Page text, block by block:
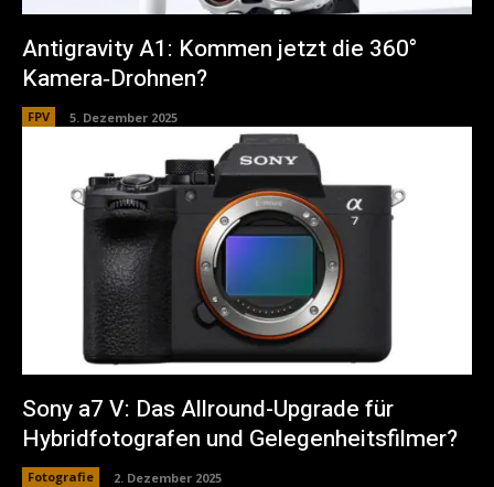
Antigravity A1: Kommen jetzt die 360°
Kamera‑Drohnen?
FPV 5. Dezember 2025
Sony a7 V: Das Allround-Upgrade für
Hybridfotografen und Gelegenheitsfilmer?
Fotografie 2. Dezember 2025